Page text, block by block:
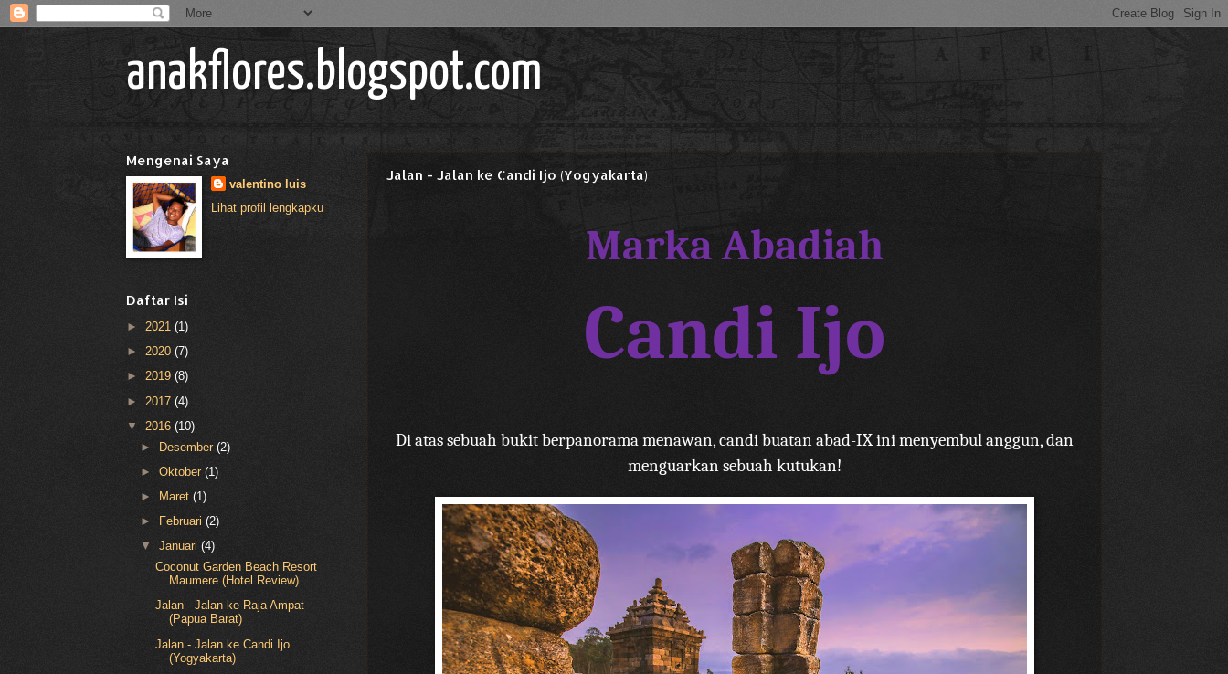
anakflores.blogspot.com
Jalan - Jalan ke Candi Ijo (Yogyakarta)
Marka Abadiah
Candi Ijo
Di atas sebuah bukit berpanorama menawan, candi buatan abad-IX ini menyembul anggun, dan
menguarkan sebuah kutukan!
Mengenai Saya
valentino luis
Lihat profil lengkapku
Daftar Isi
► 2021 (1)
► 2020 (7)
► 2019 (8)
► 2017 (4)
▼ 2016 (10)
► Desember(2)
►Oktober(1)
►
Maret(1)
►
Februari(2)
▼Januari(4)
Coconut Garden Beach Resort
Maumere (Hotel Review)
Jalan - Jalan ke Raja Ampat
(Papua Barat)
Jalan - Jalan ke Candi Ijo
(Yogyakarta)